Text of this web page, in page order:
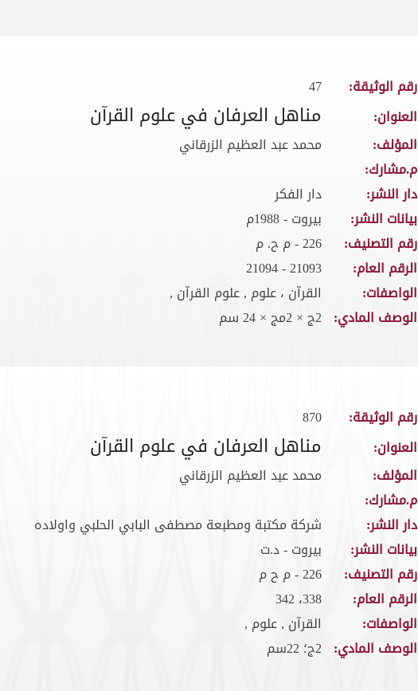
رقم الوثيقة:
47
العنوان:
مناهل العرفان في علوم القرآن
المؤلف:
محمد عبد العظيم الزرقاني
م.مشارك:
دار النشر:
دار الفكر
بيانات النشر:
بيروت - 1988م
رقم التصنيف:
226 - م ح. م
الرقم العام:
21093 - 21094
الواصفات:
القرآن ، علوم , علوم القرآن ,
الوصف المادي: 2ج × 2مج × 24 سم
رقم الوثيقة:
870
العنوان:
مناهل العرفان في علوم القرآن
المؤلف:
محمد عبد العظيم الزرقاني
م.مشارك:
دار النشر:
شركة مكتبة ومطبعة مصطفى البابي الحلبي واولاده
بيانات النشر:
بيروت - د.ت
رقم التصنيف:
226 - م ح م
الرقم العام:
338، 342
الواصفات:
القرآن , علوم ,
الوصف المادي: 2ج؛ 22سم